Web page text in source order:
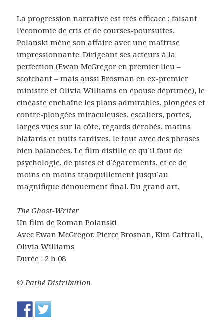
La progression narrative est très efficace ; faisant
l’économie de cris et de courses-poursuites,
Polanski mène son affaire avec une maîtrise
impressionnante. Dirigeant ses acteurs à la
perfection (Ewan McGregor en premier lieu –
scotchant – mais aussi Brosman en ex-premier
ministre et Olivia Williams en épouse déprimée), le
cinéaste enchaîne les plans admirables, plongées et
contre-plongées miraculeuses, escaliers, portes,
larges vues sur la côte, regards dérobés, matins
blafards et nuits tardives, le tout avec des phrases
bien balancées. Le film distille ce qu’il faut de
psychologie, de pistes et d’égarements, et ce de
moins en moins tranquillement jusqu’au
magnifique dénouement final. Du grand art.
The Ghost-Writer
Un film de Roman Polanski
Avec Ewan McGregor, Pierce Brosnan, Kim Cattrall,
Olivia Williams
Durée : 2 h 08
© Pathé Distribution